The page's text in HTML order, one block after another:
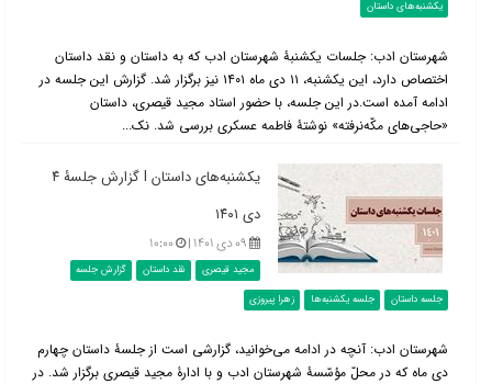
یکشنبه‌های داستان
شهرستان ادب: جلسات یکشنبۀ شهرستان ادب که به داستان و نقد داستان
اختصاص دارد، این یکشنبه، ۱۱ دی ماه ۱۴۰۱ نیز برگزار شد. گزارش این جلسه در
ادامه آمده است.در این جلسه، با حضور استاد مجید قیصری، داستان
«حاجی‌های مکّه‌نرفته» نوشتۀ فاطمه عسکری بررسی شد. نک...
یکشنبه‌های داستان l گزارش جلسۀ ۴
دی ۱۴۰۱
۰۹ دی ۱۴۰۱ | ۱۰:۰۰
مجید قیصری نقد داستان
گزارش جلسه
جلسه داستان
جلسه یکشنبه‌ها زهرا پیروزی
شهرستان ادب: آنچه در ادامه می‌خوانید، گزارشی است از جلسۀ داستان چهارم
دی ماه که در محلّ مؤسّسۀ شهرستان ادب و با ادارۀ مجید قیصری برگزار شد. در